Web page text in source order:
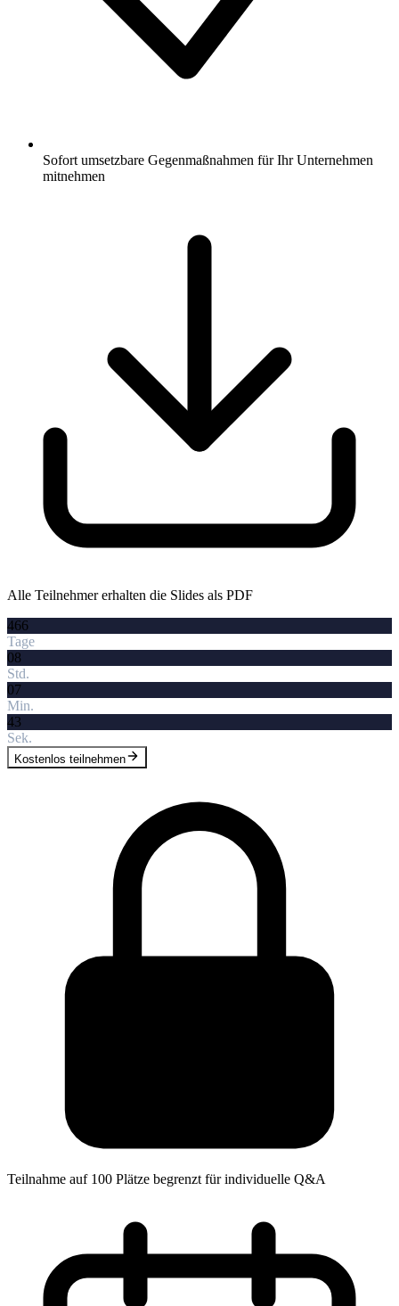
Sofort umsetzbare Gegenmaßnahmen für Ihr Unternehmen
mitnehmen
Alle Teilnehmer erhalten die Slides als PDF
466
Tage
08
Std.
07
Min.
42
Sek.
Kostenlos teilnehmen
Teilnahme auf 100 Plätze begrenzt für individuelle Q&A